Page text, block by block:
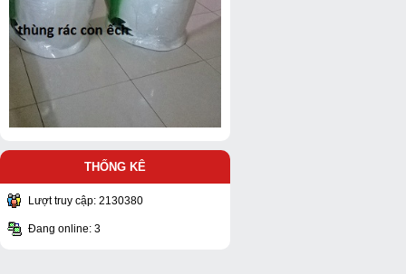
THỐNG KÊ
Lượt truy cập: 2130380
Đang online: 3